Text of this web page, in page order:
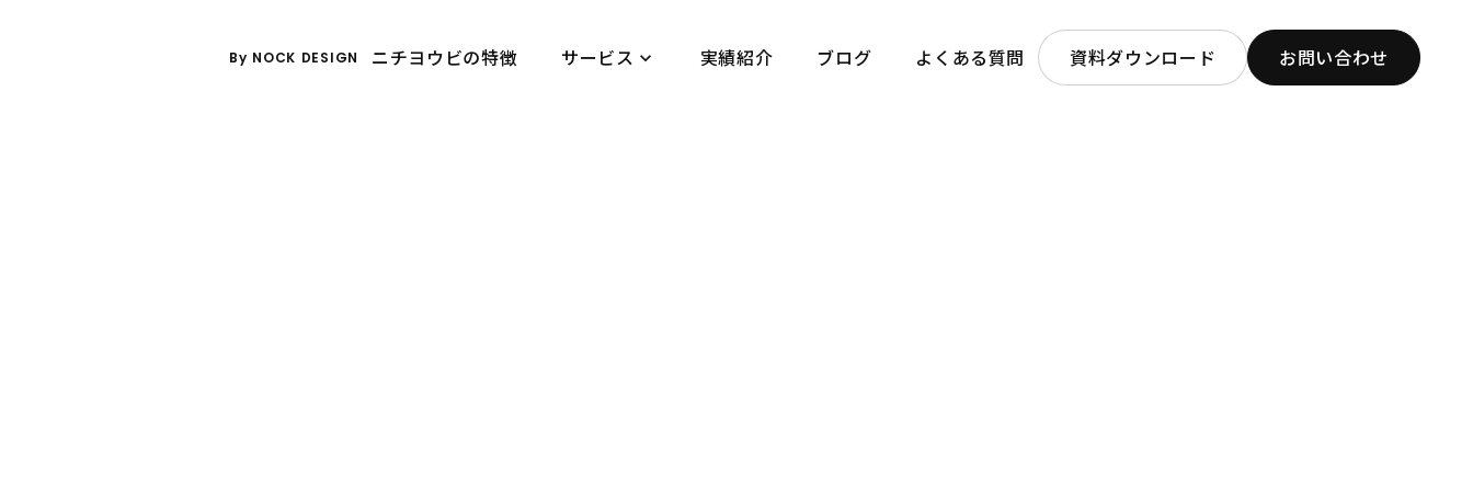
By NOCK DESIGN ニチヨウビの特徴 サービス keyboard_arrow_down 実績紹介 ブログ よくある質問 資料ダウンロード お問い合わせ